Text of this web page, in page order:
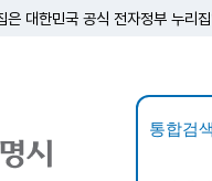
은 대한민국 공식 전자정부 누리